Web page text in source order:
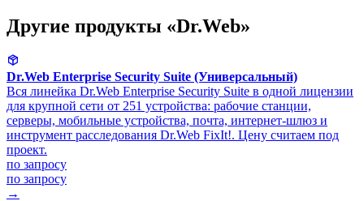
Другие продукты «Dr.Web»
Dr.Web Enterprise Security Suite (Универсальный)
Вся линейка Dr.Web Enterprise Security Suite в одной лицензии
для крупной сети от 251 устройства: рабочие станции,
серверы, мобильные устройства, почта, интернет-шлюз и
инструмент расследования Dr.Web FixIt!. Цену считаем под
проект.
по запросу
по запросу
→